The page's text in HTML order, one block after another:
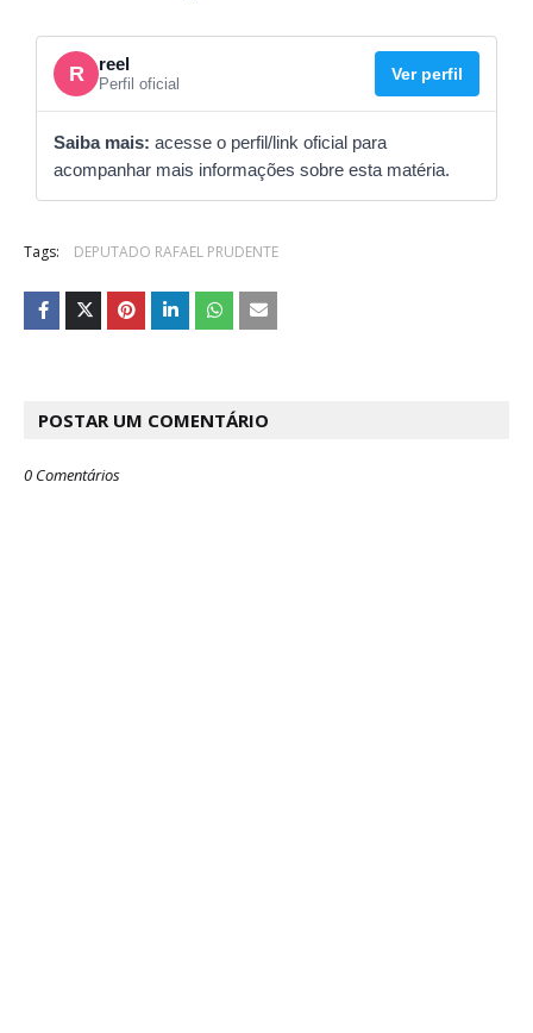
R reel
Perfil oficial
Ver perfil
Saiba mais: acesse o perfil/link oficial para
acompanhar mais informações sobre esta matéria.
Tags: DEPUTADO RAFAEL PRUDENTE
POSTAR UM COMENTÁRIO
0 Comentários